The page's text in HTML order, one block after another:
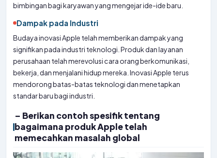
bimbingan bagi karyawan yang mengejar ide-ide baru.
Dampak pada Industri
Budaya inovasi Apple telah memberikan dampak yang
signifikan pada industri teknologi. Produk dan layanan
perusahaan telah merevolusi cara orang berkomunikasi,
bekerja, dan menjalani hidup mereka. Inovasi Apple terus
mendorong batas-batas teknologi dan menetapkan
standar baru bagi industri.
– Berikan contoh spesifik tentang
bagaimana produk Apple telah
memecahkan masalah global